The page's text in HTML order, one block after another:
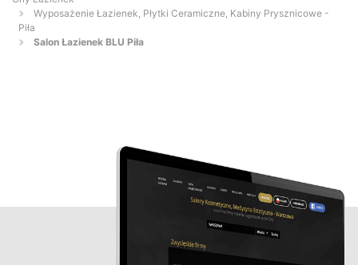
Wyposażenie Łazienek, Płytki Ceramiczne, Kabiny Prysznicowe -
Piła
Salon Łazienek BLU Piła